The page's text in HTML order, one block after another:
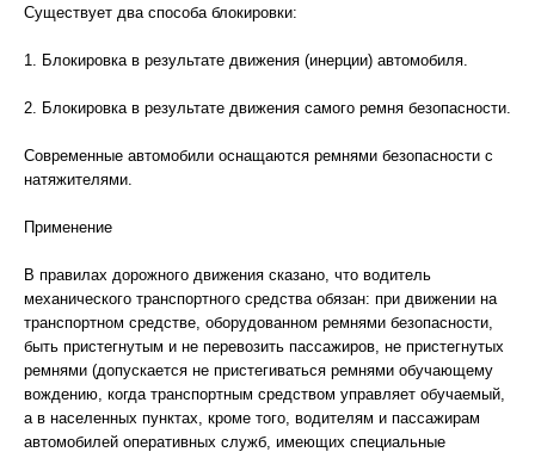
Существует два способа блокировки:
1. Блокировка в результате движения (инерции) автомобиля.
2. Блокировка в результате движения самого ремня безопасности.
Современные автомобили оснащаются ремнями безопасности с
натяжителями.
Применение
В правилах дорожного движения сказано, что водитель
механического транспортного средства обязан: при движении на
транспортном средстве, оборудованном ремнями безопасности,
быть пристегнутым и не перевозить пассажиров, не пристегнутых
ремнями (допускается не пристегиваться ремнями обучающему
вождению, когда транспортным средством управляет обучаемый,
а в населенных пунктах, кроме того, водителям и пассажирам
автомобилей оперативных служб, имеющих специальные